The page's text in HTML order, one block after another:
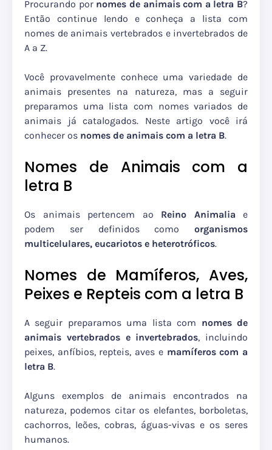
Procurando por nomes de animais com a letra B?
Então continue lendo e conheça a lista com
nomes de animais vertebrados e invertebrados de
A a Z.
Você provavelmente conhece uma variedade de
animais presentes na natureza, mas a seguir
preparamos uma lista com nomes variados de
animais já catalogados. Neste artigo você irá
conhecer os nomes de animais com a letra B.
Nomes de Animais com a
letra B
Os animais pertencem ao Reino Animalia e
podem ser definidos como organismos
multicelulares, eucariotos e heterotróficos.
Nomes de Mamíferos, Aves,
Peixes e Repteis com a letra B
A seguir preparamos uma lista com nomes de
animais vertebrados e invertebrados, incluindo
peixes, anfíbios, repteis, aves e mamíferos com a
letra B.
Alguns exemplos de animais encontrados na
natureza, podemos citar os elefantes, borboletas,
cachorros, leões, cobras, águas-vivas e os seres
humanos.